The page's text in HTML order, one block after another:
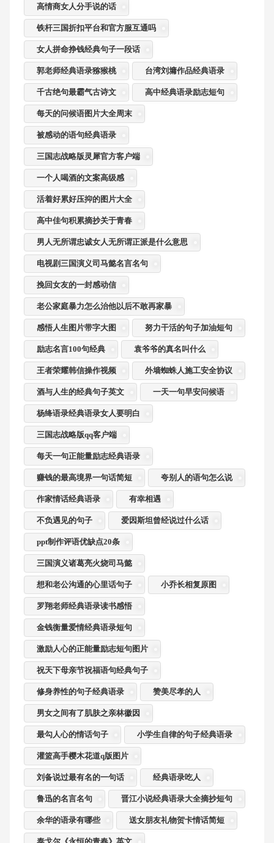
高情商女人分手说的话
铁杆三国折扣平台和官方服互通吗
女人拼命挣钱经典句子一段话
郭老师经典语录猕猴桃 台湾刘墉作品经典语录
千古绝句最霸气古诗文 高中经典语录励志短句
每天的问候语图片大全周末
被感动的语句经典语录
三国志战略版灵犀官方客户端
一个人喝酒的文案高级感
活着好累好压抑的图片大全
高中佳句积累摘抄关于青春
男人无所谓忠诚女人无所谓正派是什么意思
电视剧三国演义司马懿名言名句
挽回女友的一封感动信
老公家庭暴力怎么治他以后不敢再家暴
感悟人生图片带字大图 努力干活的句子加油短句
励志名言100句经典 袁爷爷的真名叫什么
王者荣耀韩信操作视频 外墙蜘蛛人施工安全协议
酒与人生的经典句子英文 一天一句早安问候语
杨绛语录经典语录女人要明白
三国志战略版qq客户端
每天一句正能量励志经典语录
赚钱的最高境界一句话简短 夸别人的语句怎么说
作家情话经典语录 有幸相遇
不负遇见的句子 爱因斯坦曾经说过什么话
ppt制作评语优缺点20条
三国演义诸葛亮火烧司马懿
想和老公沟通的心里话句子 小乔长相复原图
罗翔老师经典语录读书感悟
金钱衡量爱情经典语录短句
激励人心的正能量励志短句图片
祝天下母亲节祝福语句经典句子
修身养性的句子经典语录 赞美尽孝的人
男女之间有了肌肤之亲林徽因
最勾人心的情话句子 小学生自律的句子经典语录
灌篮高手樱木花道q版图片
刘备说过最有名的一句话 经典语录吃人
鲁迅的名言名句 晋江小说经典语录大全摘抄短句
余华的语录有哪些 送女朋友礼物贺卡情话简短